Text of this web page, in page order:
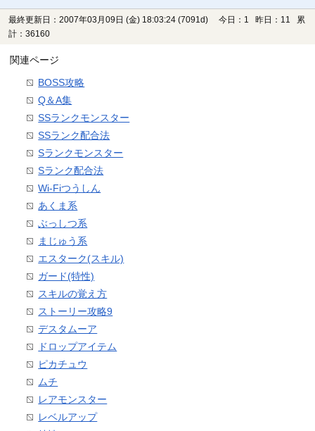
最終更新日：2007年03月09日 (金) 18:03:24 (7091d)
今日：1 昨日：11 累
計：36160
関連ページ
BOSS攻略
Q＆A集
SSランクモンスター
SSランク配合法
Sランクモンスター
Sランク配合法
Wi-Fiつうしん
あくま系
ぶっしつ系
まじゅう系
エスターク(スキル)
ガード(特性)
スキルの覚え方
ストーリー攻略9
デスタムーア
ドロップアイテム
ピカチュウ
ムチ
レアモンスター
レベルアップ